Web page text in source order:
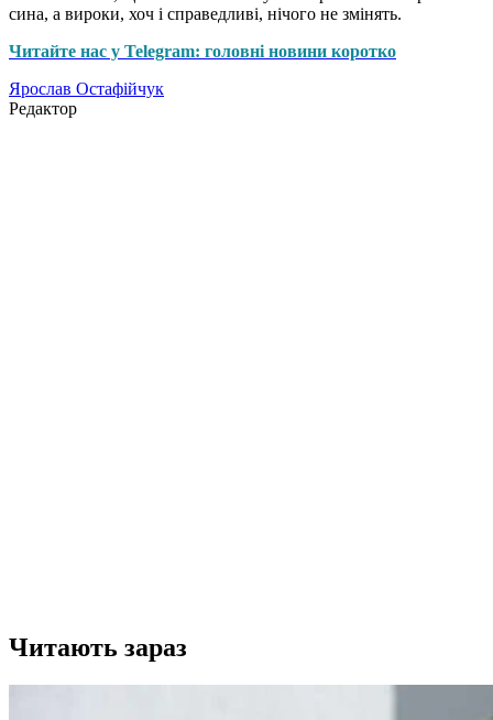
сина, а вироки, хоч і справедливі, нічого не змінять.
Читайте нас у Telegram: головні новини коротко
Ярослав Остафійчук
Редактор
Читають зараз